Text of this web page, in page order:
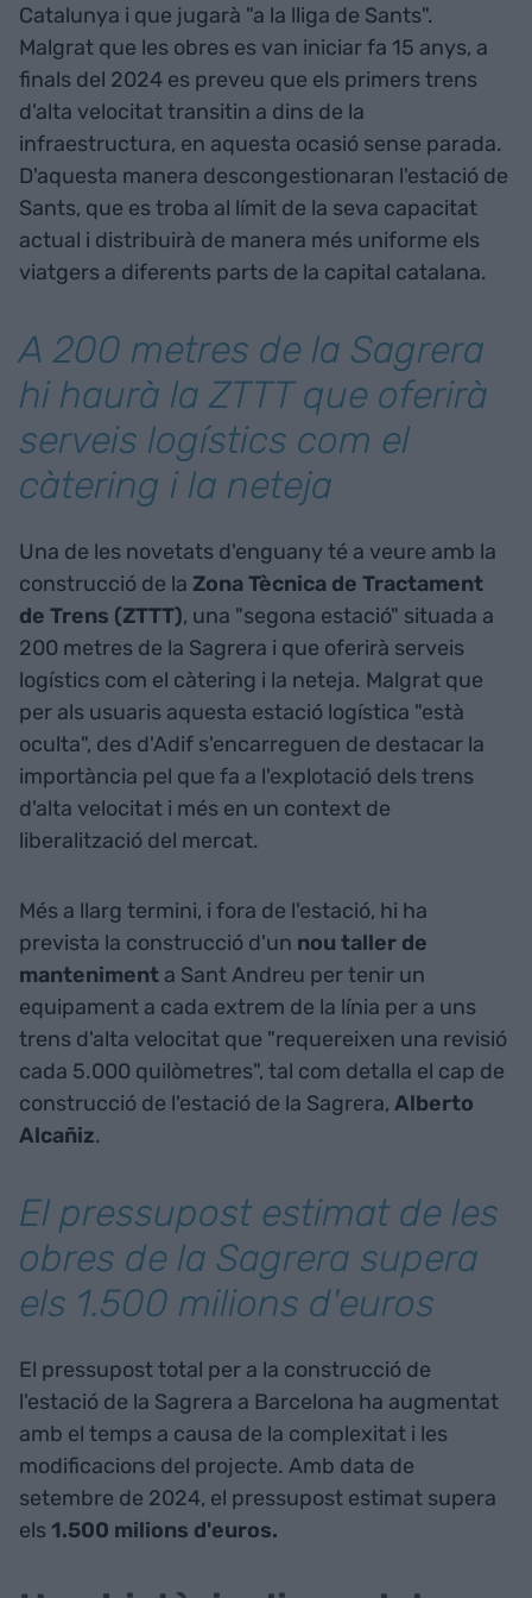
Catalunya i que jugarà "a la lliga de Sants".
Malgrat que les obres es van iniciar fa 15 anys, a
finals del 2024 es preveu que els primers trens
d'alta velocitat transitin a dins de la
infraestructura, en aquesta ocasió sense parada.
D'aquesta manera descongestionaran l'estació de
Sants, que es troba al límit de la seva capacitat
actual i distribuirà de manera més uniforme els
viatgers a diferents parts de la capital catalana.
A 200 metres de la Sagrera
hi haurà la ZTTT que oferirà
serveis logístics com el
càtering i la neteja
Una de les novetats d'enguany té a veure amb la
construcció de la Zona Tècnica de Tractament
de Trens (ZTTT), una "segona estació" situada a
200 metres de la Sagrera i que oferirà serveis
logístics com el càtering i la neteja. Malgrat que
per als usuaris aquesta estació logística "està
oculta", des d'Adif s'encarreguen de destacar la
importància pel que fa a l'explotació dels trens
d'alta velocitat i més en un context de
liberalització del mercat.
Més a llarg termini, i fora de l'estació, hi ha
prevista la construcció d'un nou taller de
manteniment a Sant Andreu per tenir un
equipament a cada extrem de la línia per a uns
trens d'alta velocitat que "requereixen una revisió
cada 5.000 quilòmetres", tal com detalla el cap de
construcció de l'estació de la Sagrera, Alberto
Alcañiz.
El pressupost estimat de les
obres de la Sagrera supera
els 1.500 milions d'euros
El pressupost total per a la construcció de
l'estació de la Sagrera a Barcelona ha augmentat
amb el temps a causa de la complexitat i les
modificacions del projecte. Amb data de
setembre de 2024, el pressupost estimat supera
els1.500 milions d'euros.